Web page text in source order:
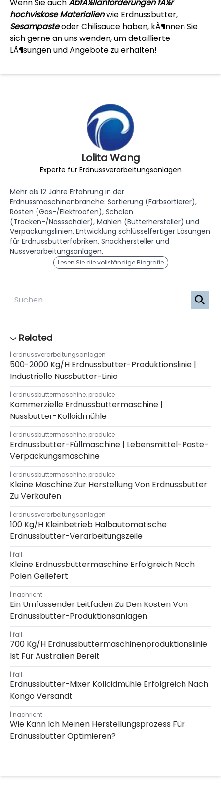
Lolita Wang
Experte für Erdnussverarbeitungsanlagen
Mehr als 12 Jahre Erfahrung in der
Erdnussmaschinenbranche: Sortierung (Farbsortierer),
Rösten (Gas-/Elektroöfen), Schälen
(Trocken-/Nassschäler), Mahlen (Butterhersteller) und
Verpackungslinien. Entwicklung schlüsselfertiger Lösungen
für Erdnussbutterfabriken, Snackhersteller und
Nussverarbeitungsanlagen.
Lesen Sie die vollständige Biografie
erdnussverarbeitungsanlagen
500-2000 Kg/h Erdnussbutter-Produktionslinie |
Industrielle Nussbutter-Linie
erdnussbuttermaschine, produkte
Kommerzielle Erdnussbuttermaschine |
Nussbutter-Kolloidmühle
erdnussbuttermaschine, produkte
Erdnussbutter-Füllmaschine | Lebensmittel-Paste-
Verpackungsmaschine
erdnussbuttermaschine, produkte
Kleine Maschine Zur Herstellung Von Erdnussbutter
Zu Verkaufen
erdnussverarbeitungsanlagen
100 Kg/h Kleinbetrieb Halbautomatische
Erdnussbutter-Verarbeitungszeile
fall
Kleine Erdnussbuttermaschine Erfolgreich Nach
Polen Geliefert
nachricht
Ein Umfassender Leitfaden Zu Den Kosten Von
Erdnussbutter-Produktionsanlagen
fall
700 Kg/h Erdnussbuttermaschinenproduktionslinie
Ist Für Australien Bereit
fall
Erdnussbutter-Mixer Kolloidmühle Erfolgreich Nach
Kongo Versandt
nachricht
Wie Kann Ich Meinen Herstellungsprozess Für
Erdnussbutter Optimieren?
Wenn Sie auchAbfÃ¼llanforderungen fÃ¼r
hochviskose Materialienwie Erdnussbutter,
Sesampasteoder Chilisauce haben, kÃ¶nnen Sie
sich gerne an uns wenden, um detaillierte
LÃ¶sungen und Angebote zu erhalten!